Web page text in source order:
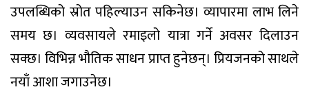
उपलब्धिको स्रोत पहिल्याउन सकिनेछ। व्यापारमा लाभ लिने
समय छ। व्यवसायले रमाइलो यात्रा गर्ने अवसर दिलाउन
सक्छ। विभिन्न भौतिक साधन प्राप्त हुनेछन्। प्रियजनको साथले
नयाँ आशा जगाउनेछ।